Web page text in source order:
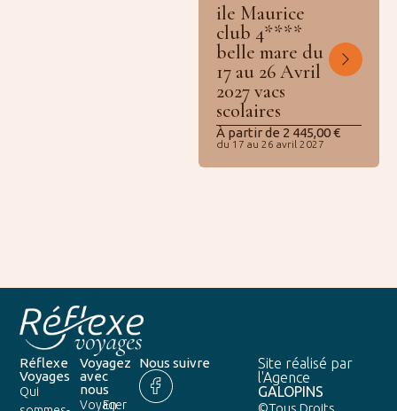
ile Maurice
club 4****
belle mare du
17 au 26 Avril
2027 vacs
scolaires
À partir de 2 445,00€
du 17 au 26 avril 2027
Réflexe
Voyages
Qui
Voyagez
avec
nous
Voyager
En
Nous suivre
Site réalisé par
l'Agence
GALOPINS